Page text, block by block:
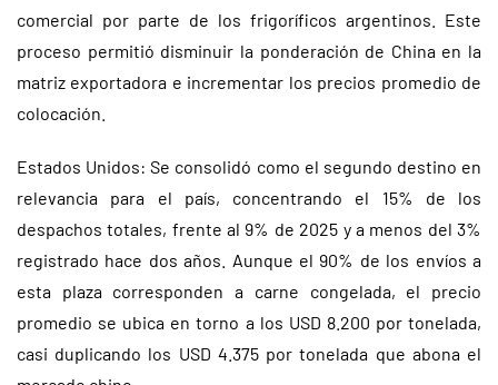
comercial por parte de los frigoríficos argentinos. Este
proceso permitió disminuir la ponderación de China en la
matriz exportadora e incrementar los precios promedio de
colocación.
Estados Unidos: Se consolidó como el segundo destino en
relevancia para el país, concentrando el 15% de los
despachos totales, frente al 9% de 2025 y a menos del 3%
registrado hace dos años. Aunque el 90% de los envíos a
esta plaza corresponden a carne congelada, el precio
promedio se ubica en torno a los USD 8.200 por tonelada,
casi duplicando los USD 4.375 por tonelada que abona el